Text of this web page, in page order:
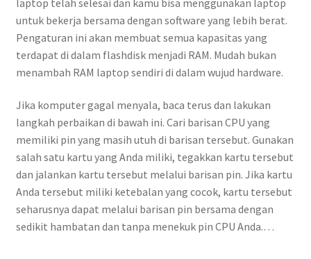
untuk bekerja bersama dengan software yang lebih berat.
Pengaturan ini akan membuat semua kapasitas yang
terdapat di dalam flashdisk menjadi RAM. Mudah bukan
menambah RAM laptop sendiri di dalam wujud hardware.
Jika komputer gagal menyala, baca terus dan lakukan
langkah perbaikan di bawah ini. Cari barisan CPU yang
memiliki pin yang masih utuh di barisan tersebut. Gunakan
salah satu kartu yang Anda miliki, tegakkan kartu tersebut
dan jalankan kartu tersebut melalui barisan pin. Jika kartu
Anda tersebut miliki ketebalan yang cocok, kartu tersebut
seharusnya dapat melalui barisan pin bersama dengan
sedikit hambatan dan tanpa menekuk pin CPU Anda.…